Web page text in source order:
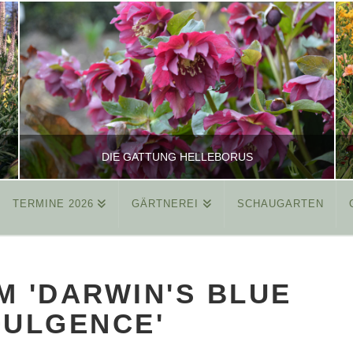
DIE GATTUNG HELLEBORUS
REINHARD
MÄRZ 26, 2015
TERMINE 2026 GÄRTNEREI SCHAUGARTEN
'DARWIN'S BLUE